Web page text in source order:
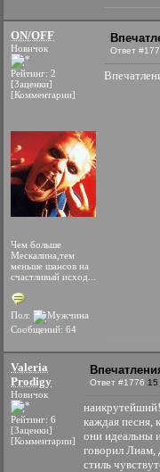
ON/OFF
Новичок
Рейтинг: 2
[Заценки]
[Комментарии]
Чем больше
Мескалина,тем
меньше шансов на
счастливый исход...
Пол:
Сообщений: 64
Ответ
Valeria
Prodigy
Новичок
Рейтинг: 6
[Заценки]
[Комментарии]
Ответ #1776
каждая песня,
они идеальны
говорил Лиам,
стиль